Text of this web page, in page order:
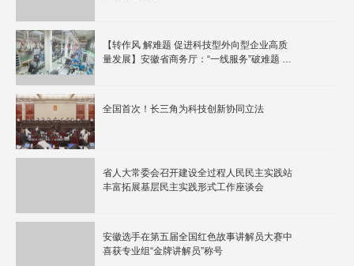
【转作风 解难题 促进科技型外向型企业高质
量发展】安徽省商务厅：“一线服务”破难题 助
全国首次！长三角为科技创新协同立法
省人大常委会召开建设全过程人民民主实践站
丰富拓展基层民主实践形式工作座谈会
安徽选手在第五届全国红色故事讲解员大赛中
喜获专业组“金牌讲解员”称号